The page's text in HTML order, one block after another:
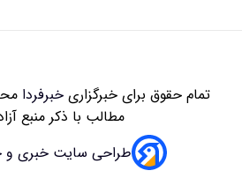
تمام حقوق برای خبرگزاریخبرفردا
مطالب با ذکر منبع
طراحی سایت خبری و